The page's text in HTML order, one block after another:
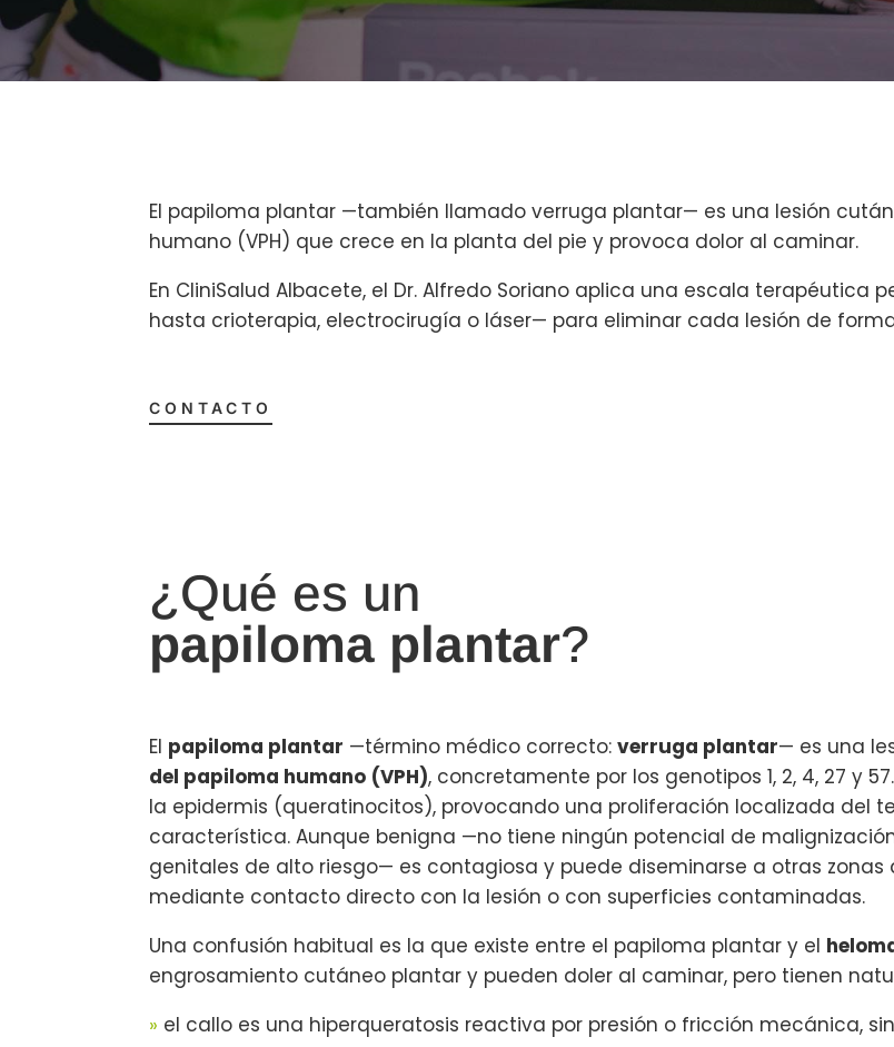
El papiloma plantar —también llamado verruga plantar— es una lesión
humano (VPH) que crece en la planta del pie y provoca dolor al caminar.
En CliniSalud Albacete, el Dr. Alfredo Soriano aplica una escala
hasta crioterapia, electrocirugía o láser— para eliminar cada lesión de
CONTACTO
¿Qué es un
papiloma plantar?
El papiloma plantar —término médico correcto:verruga plantar— es una
del papiloma humano (VPH), concretamente por los genotipos 1, 2, 4, 27 y
la epidermis (queratinocitos), provocando una proliferación localizada del
característica. Aunque benigna —no tiene ningún potencial de
genitales de alto riesgo— es contagiosa y puede diseminarse a otras
mediante contacto directo con la lesión o con superficies contaminadas.
Una confusión habitual es la que existe entre el papiloma plantar y el
engrosamiento cutáneo plantar y pueden doler al caminar, pero tienen
» el callo es una hiperqueratosis reactiva por presión o fricción mecánica,